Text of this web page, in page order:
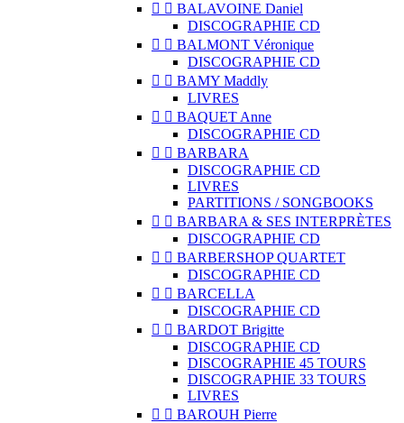
  BALAVOINE Daniel
DISCOGRAPHIE CD
  BALMONT Véronique
DISCOGRAPHIE CD
  BAMY Maddly
LIVRES
  BAQUET Anne
DISCOGRAPHIE CD
  BARBARA
DISCOGRAPHIE CD
LIVRES
PARTITIONS / SONGBOOKS
  BARBARA & SES INTERPRÈTES
DISCOGRAPHIE CD
  BARBERSHOP QUARTET
DISCOGRAPHIE CD
  BARCELLA
DISCOGRAPHIE CD
  BARDOT Brigitte
DISCOGRAPHIE CD
DISCOGRAPHIE 45 TOURS
DISCOGRAPHIE 33 TOURS
LIVRES
  BAROUH Pierre